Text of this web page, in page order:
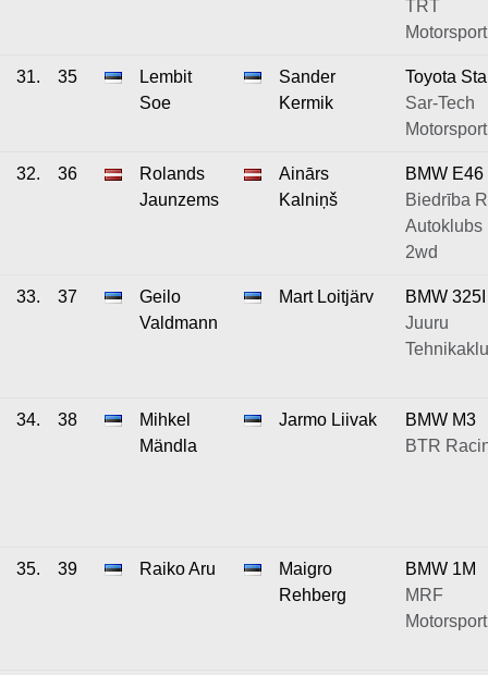
TRT
Motorsport
31. 35
Lembit
Soe
Sander
Kermik
Toyota
Sar-Tech
Motorsport
32. 36
Rolands
Jaunzems
Ainārs
Kalniņš
BMW E46
Biedrība
Autoklubs
2wd
33. 37
Geilo
Valdmann
Mart Loitjärv
BMW 325I
Juuru
34. 38
Mihkel
Mändla
Jarmo Liivak
BMW M3
BTR
35. 39 Raiko Aru
Maigro
Rehberg
BMW 1M
MRF
Motorsport